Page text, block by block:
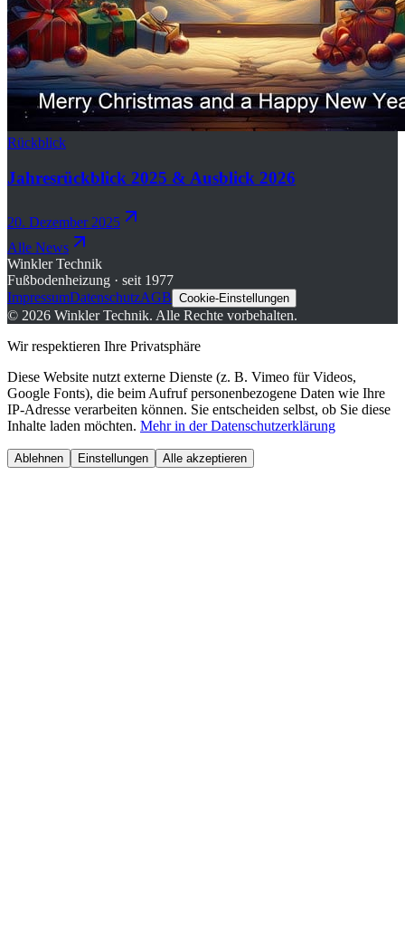
Rückblick
Jahresrückblick 2025 & Ausblick 2026
20. Dezember 2025
Alle News
Winkler Technik
Fußbodenheizung · seit 1977
ImpressumDatenschutzAGB Cookie-Einstellungen
© 2026 Winkler Technik. Alle Rechte vorbehalten.
Wir respektieren Ihre Privatsphäre
Diese Website nutzt externe Dienste (z. B. Vimeo für Videos,
Google Fonts), die beim Aufruf personenbezogene Daten wie Ihre
IP-Adresse verarbeiten können. Sie entscheiden selbst, ob Sie diese
Inhalte laden möchten. Mehr in der Datenschutzerklärung
Ablehnen Einstellungen Alle akzeptieren